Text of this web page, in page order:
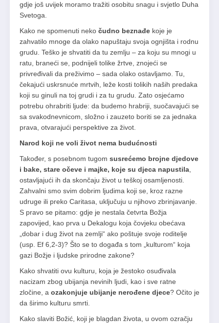
gdje još uvijek moramo tražiti osobitu snagu i svjetlo Duha
Svetoga.
Kako ne spomenuti neko čudno beznađe koje je
zahvatilo mnoge da olako napuštaju svoja ognjišta i rodnu
grudu. Teško je shvatiti da tu zemlju – za koju su mnogi u
ratu, braneći se, podnijeli tolike žrtve, znojeći se
privređivali da preživimo – sada olako ostavljamo. Tu,
čekajući uskrsnuće mrtvih, leže kosti tolikih naših predaka
koji su ginuli na toj grudi i za tu grudu. Zato osjećamo
potrebu ohrabriti ljude: da budemo hrabriji, suočavajući se
sa svakodnevnicom, složno i zauzeto boriti se za jednaka
prava, otvarajući perspektive za život.
Narod koji ne voli život nema budućnosti
Također, s posebnom tugom susrećemo brojne djedove
i bake, stare očeve i majke, koje su djeca napustila
ostavljajući ih da skončaju život u teškoj osamljenosti.
Zahvalni smo svim dobrim ljudima koji se, kroz razne
udruge ili preko Caritasa, uključuju u njihovo zbrinjavanje.
S pravo se pitamo: gdje je nestala četvrta Božja
zapovijed, kao prva u Dekalogu koja čovjeku obećava
„dobar i dug život na zemlji“ ako poštuje svoje roditelje
(usp. Ef 6,2-3)? Što se to događa s tom „kulturom“ koja
gazi Božje i ljudske prirodne zakone?
Kako shvatiti ovu kulturu, koja je žestoko osuđivala
nacizam zbog ubijanja nevinih ljudi, kao i sve ratne
zločine, a ozakonjuje ubijanje nerođene djece? Očito je
da širimo kulturu smrti.
Kako slaviti Božić, koji je blagdan života, u ovom ozračju